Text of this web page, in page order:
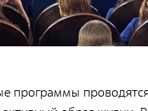
программы проводятся